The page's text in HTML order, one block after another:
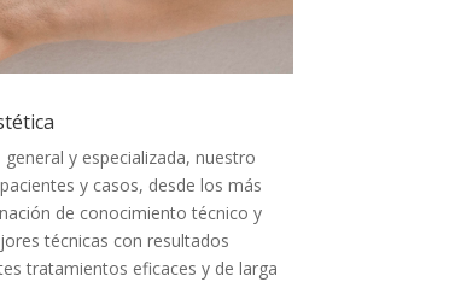
y especializada, nuestro
y casos, desde los más
de conocimiento técnico y
técnicas con resultados
tratamientos eficaces y de larga